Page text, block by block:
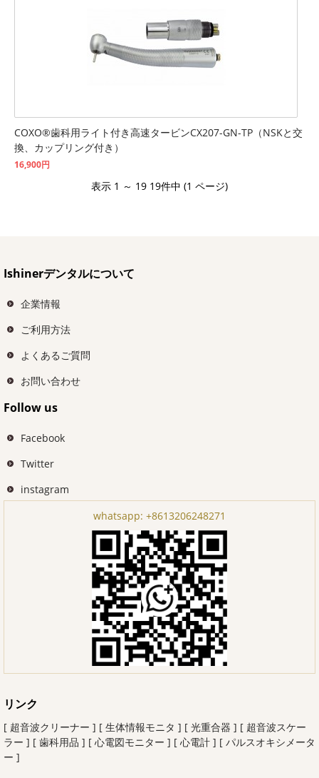
COXO®歯科用ライト付き高速タービンCX207-GN-TP（NSKと交
換、カップリング付き）
16,900円
表示 1 ～ 19 19件中 (1 ページ)
Ishinerデンタルについて
企業情報
ご利用方法
よくあるご質問
お問い合わせ
Follow us
Facebook
Twitter
instagram
whatsapp: +8613206248271
リンク
[ 超音波クリーナー ] [ 生体情報モニタ ] [ 光重合器 ] [ 超音波スケー
ラー ] [ 歯科用品 ] [ 心電図モニター ] [ 心電計 ] [ パルスオキシメータ
ー ]